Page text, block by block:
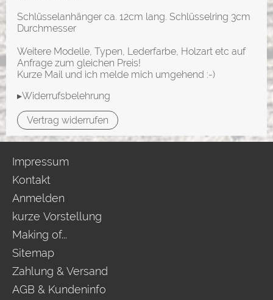
Schlüsselanhänger ca. 12cm lang. Schlüsselring 3cm
Durchmesser
Weitere Modelle, Typen, Lederfarbe, Holzart etc auf
Anfrage zum gleichen Preis!
Kurze Mail und ich melde mich umgehend :-)
▸Widerrufsbelehrung
Vertrag widerrufen
Impressum
Kontakt
Anmelden
kurze Vorstellung
Making of...
Sitemap
Zahlung & Versand
AGB & Kundeninfo